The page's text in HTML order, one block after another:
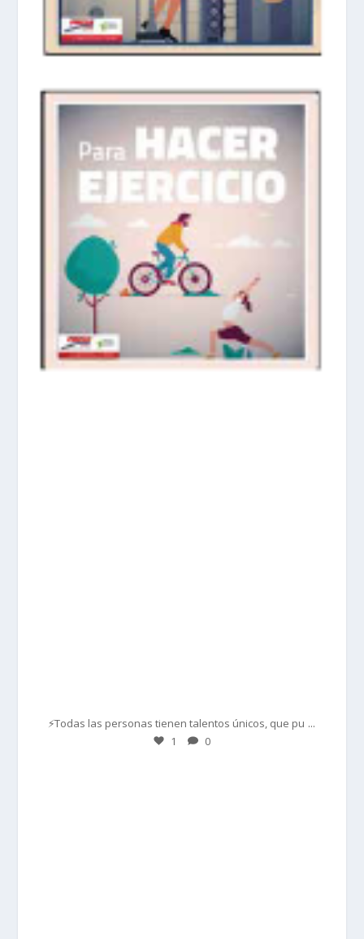
⚡Todas las personas tienen talentos únicos, que pu ...
1 0